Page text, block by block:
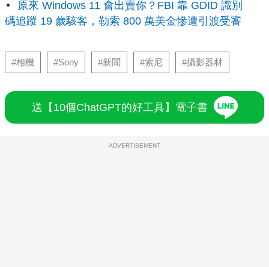
原來 Windows 11 會出賣你？FBI 靠 GDID 識別
碼追蹤 19 歲駭客，勒索 800 萬美金慘遭引渡受審
#相機 #Sony #新聞 #索尼 #攝影器材
送【10個ChatGPT的好工具】電子書
ADVERTISEMENT